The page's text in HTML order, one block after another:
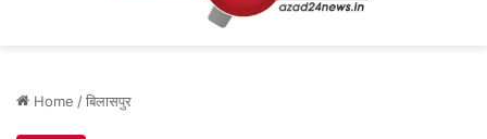
Home /बिलासपुर